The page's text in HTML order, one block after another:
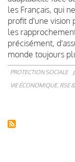
les Français, qui
profit d'une vision
les
précisément,
monde toujours
PROTECTION SOCIALE
VIE ÉCONOMIQUE, RSE